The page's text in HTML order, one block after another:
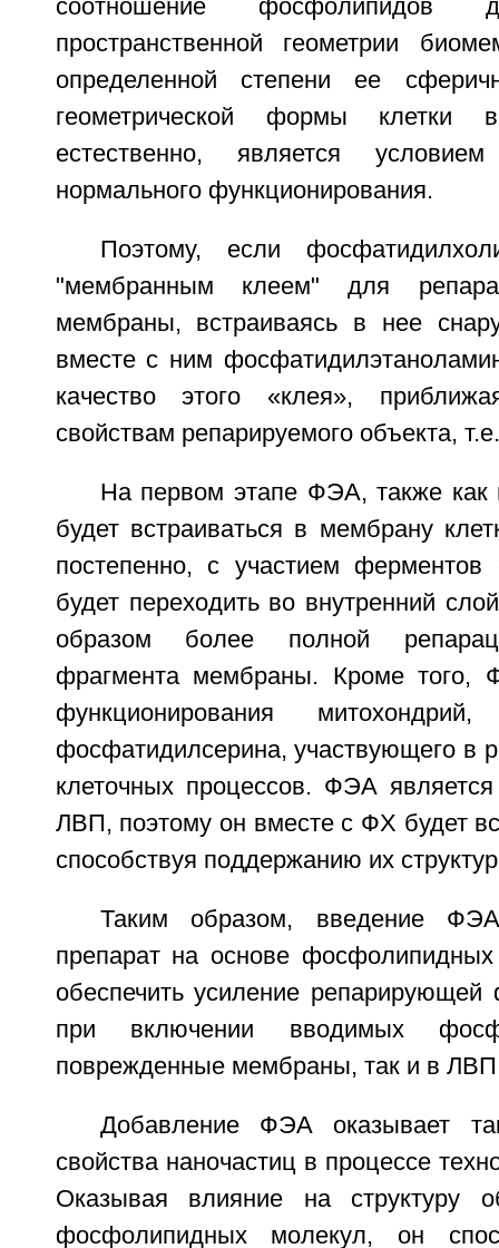
соотношение фосфолипидов
пространственной геометрии
определенной степени ее
геометрической формы
естественно, является
нормального функционирования.
Поэтому, если
"мембранным клеем" для
мембраны, встраиваясь в нее
вместе с ним
качество этого «клея»,
свойствам репарируемого объекта,
На первом этапе ФЭА, также
будет встраиваться в мембрану
постепенно, с участием ферментов
будет переходить во внутренний
образом более полной
фрагмента мембраны. Кроме того,
функционирования
фосфатидилсерина, участвующего в
клеточных процессов. ФЭА
ЛВП, поэтому он вместе с ФХ будет
способствуя поддержанию их
Таким образом, введение
препарат на основе
обеспечить усиление репарирующей
при включении вводимых
поврежденные мембраны, так и в
Добавление ФЭА оказывает
свойства наночастиц в процессе
Оказывая влияние на структуру
фосфолипидных молекул, он